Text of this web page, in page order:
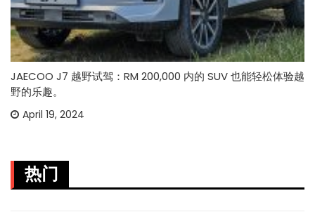
JAECOO J7 越野试驾：RM 200,000 内的 SUV 也能轻松体验越
野的乐趣。
April 19, 2024
热门